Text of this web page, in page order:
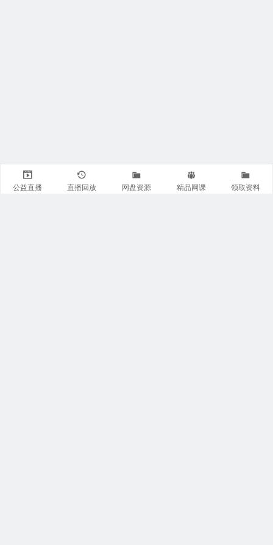
公益直播 直播回放 网盘资源 精品网课 领取资料